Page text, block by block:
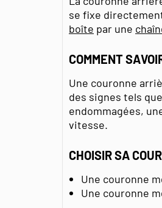
se fixe
boîte par une
COMMENT
Une couronne
des signes tels
endommagées,
vitesse.
CHOISIR SA
Une couronne
Une couronne